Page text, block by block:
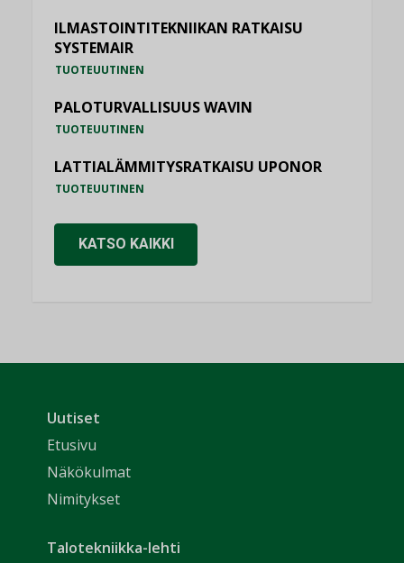
ILMASTOINTITEKNIIKAN RATKAISU
SYSTEMAIR
TUOTEUUTINEN
PALOTURVALLISUUS WAVIN
TUOTEUUTINEN
LATTIALÄMMITYSRATKAISU UPONOR
TUOTEUUTINEN
KATSO KAIKKI
Uutiset
Etusivu
Näkökulmat
Nimitykset
Talotekniikka-lehti